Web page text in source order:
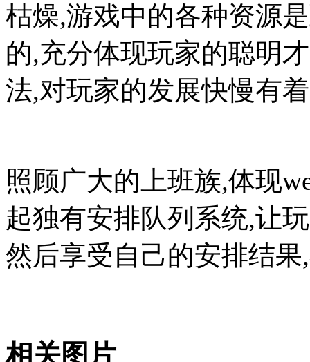
枯燥,游戏中的各种资源
的,充分体现玩家的聪明
法,对玩家的发展快慢有
照顾广大的上班族,体现
起独有安排队列系统,让
然后享受自己的安排结
相关图片